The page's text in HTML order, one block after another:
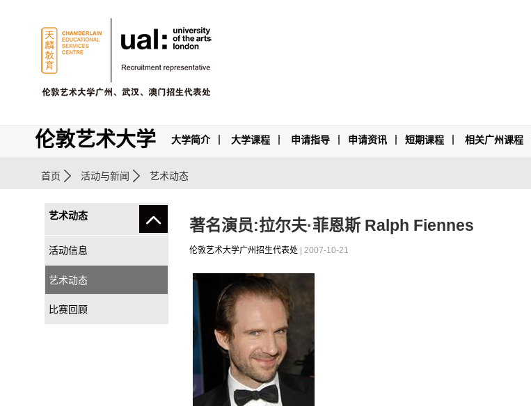
大学简介 大学课程 申请指导 申请资讯 短期课程 相关广州课程
伦敦艺术大学
首页 活动与新闻 艺术动态
艺术动态
活动信息
艺术动态
比赛回顾
著名演员:拉尔夫·菲恩斯 Ralph Fiennes
伦敦艺术大学广州招生代表处 | 2007-10-21